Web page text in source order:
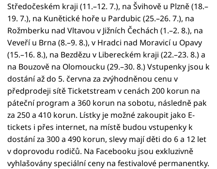
Středočeském kraji (11.–12. 7.), na Švihově u Plzně (18.–
19. 7.), na Kunětické hoře u Pardubic (25.–26. 7.), na
Rožmberku nad Vltavou v Jižních Čechách (1.–2. 8.), na
Veveří u Brna (8.–9. 8.), v Hradci nad Moravicí u Opavy
(15.–16. 8.), na Bezdězu v Libereckém kraji (22.–23. 8.) a
na Bouzově na Olomoucku (29.–30. 8.) Vstupenky jsou k
dostání až do 5. června za zvýhodněnou cenu v
předprodeji sítě Ticketstream v cenách 200 korun na
páteční program a 360 korun na sobotu, následně pak
za 250 a 410 korun. Lístky je možné zakoupit jako E-
tickets i přes internet, na místě budou vstupenky k
dostání za 300 a 490 korun, slevy mají děti do 6 a 12 let
v doprovodu rodičů. Na Facebooku jsou exkluzivně
vyhlašovány speciální ceny na festivalové permanentky.